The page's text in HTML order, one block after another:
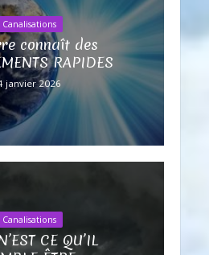
Canalisations
connaît des
RAPIDES
janvier 2026
Canalisations
CE QU’IL